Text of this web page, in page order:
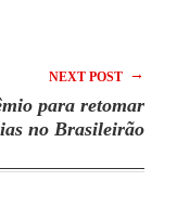
NEXT POST →
para retomar
no Brasileirão